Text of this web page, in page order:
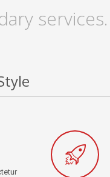
services.